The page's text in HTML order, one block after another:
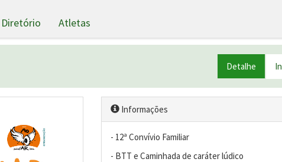
Diretório Atletas
Detalhe
Informações
- 12ª Convívio Familiar
- BTT e Caminhada de caráter lúdico